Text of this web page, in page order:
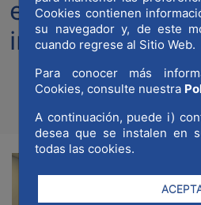
Cookies contienen
su navegador y, de este
cuando regrese al Sitio Web.
Para conocer más
Cookies, consulte nuestra
A continuación, puede i)
desea que se instalen en
todas las cookies.
empresariales e
institucionales